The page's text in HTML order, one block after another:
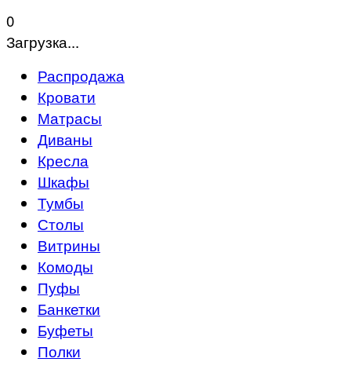
0
Загрузка...
Распродажа
Кровати
Матрасы
Диваны
Кресла
Шкафы
Тумбы
Столы
Витрины
Комоды
Пуфы
Банкетки
Буфеты
Полки